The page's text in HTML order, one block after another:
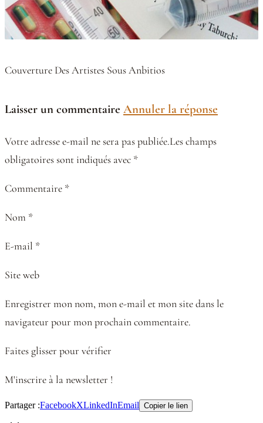
Couverture Des Artistes Sous Anbitios
Laisser un commentaire Annuler la réponse
Votre adresse e-mail ne sera pas publiée.Les champs
obligatoires sont indiqués avec *
Commentaire *
Nom *
E-mail *
Site web
Enregistrer mon nom, mon e-mail et mon site dans le
navigateur pour mon prochain commentaire.
Faites glisser pour vérifier
M'inscrire à la newsletter !
Partager :FacebookXLinkedInEmail Copier le lien